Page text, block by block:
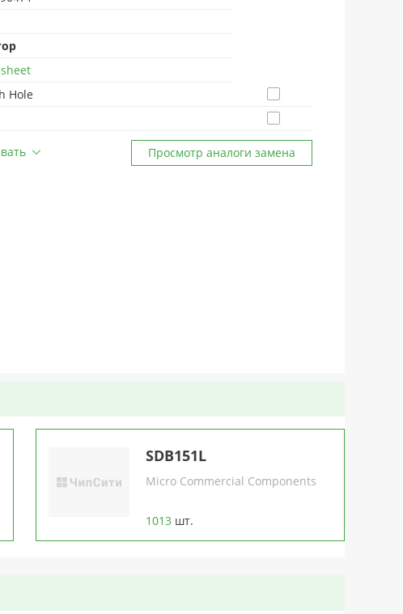
Hole
Просмотр аналоги замена
SDB151L
Micro Commercial Components
1013 шт.